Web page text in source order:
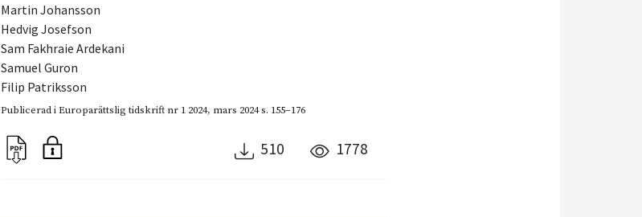
Martin Johansson
Hedvig Josefson
Sam Fakhraie Ardekani
Samuel Guron
Filip Patriksson
Publicerad iEuroparättslig tidskrift nr 1 2024, mars 2024s. 155–176
510 1778